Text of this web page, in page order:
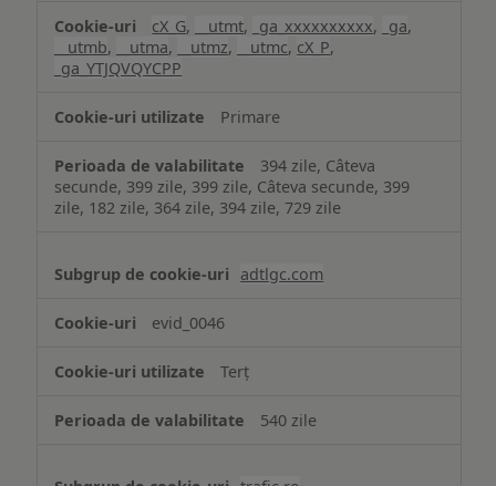
cX_G, __utmt, _ga_xxxxxxxxxx, _ga,
__utmb, __utma, __utmz, __utmc, cX_P,
_ga_YTJQVQYCPP
Primare
394 zile, Câteva
secunde, 399 zile, 399 zile, Câteva secunde, 399
zile, 182 zile, 364 zile, 394 zile, 729 zile
adtlgc.com
evid_0046
Terț
540 zile